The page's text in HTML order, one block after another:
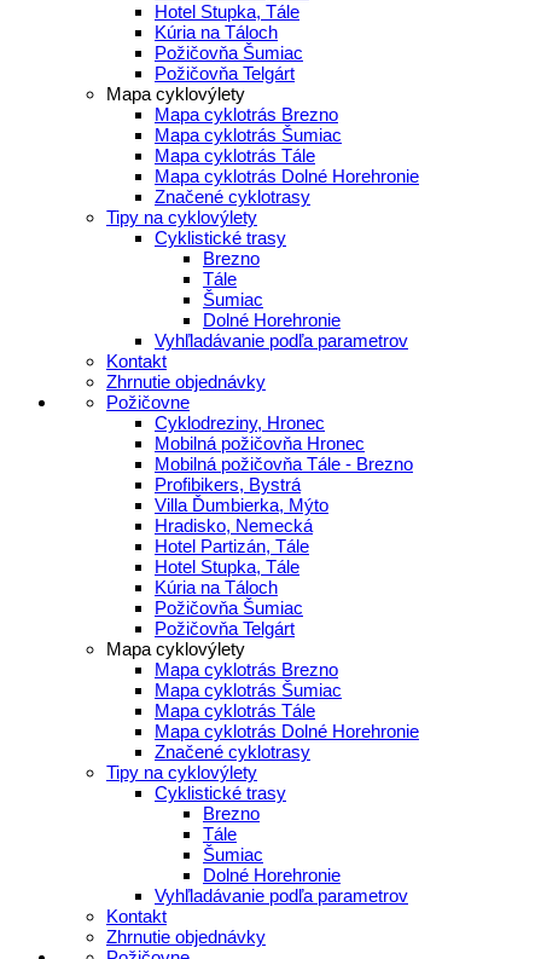
Hotel Stupka, Tále
Kúria na Táloch
Požičovňa Šumiac
Požičovňa Telgárt
Mapa cyklovýlety
Mapa cyklotrás Brezno
Mapa cyklotrás Šumiac
Mapa cyklotrás Tále
Mapa cyklotrás Dolné Horehronie
Značené cyklotrasy
Tipy na cyklovýlety
Cyklistické trasy
Brezno
Tále
Šumiac
Dolné Horehronie
Vyhľladávanie podľa parametrov
Kontakt
Zhrnutie objednávky
Požičovne
Cyklodreziny, Hronec
Mobilná požičovňa Hronec
Mobilná požičovňa Tále - Brezno
Profibikers, Bystrá
Villa Ďumbierka, Mýto
Hradisko, Nemecká
Hotel Partizán, Tále
Hotel Stupka, Tále
Kúria na Táloch
Požičovňa Šumiac
Požičovňa Telgárt
Mapa cyklovýlety
Mapa cyklotrás Brezno
Mapa cyklotrás Šumiac
Mapa cyklotrás Tále
Mapa cyklotrás Dolné Horehronie
Značené cyklotrasy
Tipy na cyklovýlety
Cyklistické trasy
Brezno
Tále
Šumiac
Dolné Horehronie
Vyhľladávanie podľa parametrov
Kontakt
Zhrnutie objednávky